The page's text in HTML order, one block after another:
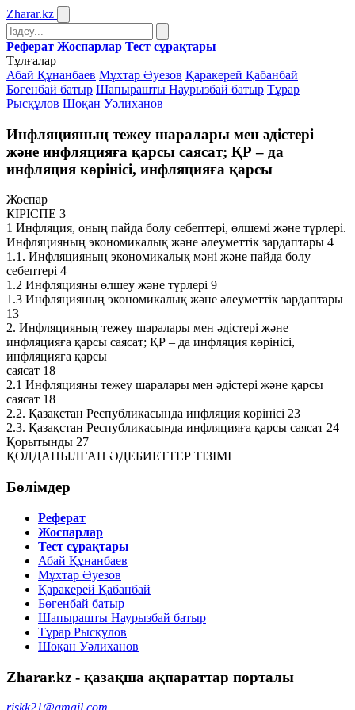
Zharar.kz
Реферат Жоспарлар Тест сұрақтары
Тұлғалар
Абай Құнанбаев Мұхтар Әуезов Қаракерей Қабанбай
Бөгенбай батыр Шапырашты Наурызбай батыр Тұрар
Рысқұлов Шоқан Уәлиханов
Инфляцияның тежеу шаралары мен әдістері
және инфляцияға қарсы саясат; ҚР – да
инфляция көрінісі, инфляцияға қарсы
Жоспар
КІРІСПЕ 3
1 Инфляция, оның пайда болу себептері, өлшемі және түрлері.
Инфляцияның экономикалық және әлеуметтік зардаптары 4
1.1. Инфляцияның экономикалық мәні және пайда болу
себептері 4
1.2 Инфляцияны өлшеу және түрлері 9
1.3 Инфляцияның экономикалық және әлеуметтік зардаптары
13
2. Инфляцияның тежеу шаралары мен әдістері және
инфляцияға қарсы саясат; ҚР – да инфляция көрінісі,
инфляцияға қарсы
саясат 18
2.1 Инфляцияны тежеу шаралары мен әдістері және қарсы
саясат 18
2.2. Қазақстан Республикасында инфляция көрінісі 23
2.3. Қазақстан Республикасында инфляцияға қарсы саясат 24
Қорытынды 27
ҚОЛДАНЫЛҒАН ӘДЕБИЕТТЕР ТІЗІМІ
Бөлімдер
Реферат
Жоспарлар
Тест сұрақтары
Абай Құнанбаев
Мұхтар Әуезов
Қаракерей Қабанбай
Бөгенбай батыр
Шапырашты Наурызбай батыр
Тұрар Рысқұлов
Шоқан Уәлиханов
Zharar.kz - қазақша ақпараттар порталы